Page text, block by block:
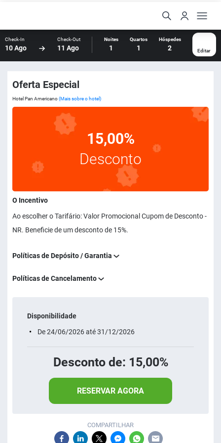
Check-In
10 Ago
Check-Out
11 Ago
Noites
1
Quartos
1
Hóspedes
2 Editar
Oferta Especial
Hotel Pan Americano(Mais sobre o hotel)
15,00%
Desconto
O Incentivo
Ao escolher o Tarifário: Valor Promocional Cupom de Desconto -
NR. Beneficie de um desconto de 15%.
Políticas de Depósito / Garantia
Políticas de Cancelamento
Disponibilidade
De 24/06/2026 até 31/12/2026
Desconto de: 15,00%
RESERVAR AGORA
COMPARTILHAR